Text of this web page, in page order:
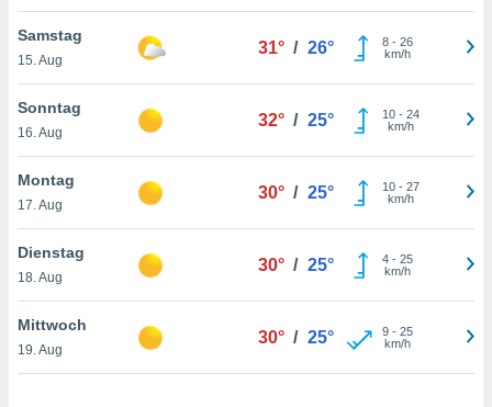
. Sie
jederzeit
Rand
Samstag
15. Aug
31° / 26° 8- 26
km/h
Sonntag
16. Aug
32° / 25° 10- 24
km/h
Montag
17. Aug
30° / 25° 10- 27
km/h
Dienstag
18. Aug
30° / 25° 4- 25
km/h
Mittwoch
19. Aug
30° / 25° 9- 25
km/h